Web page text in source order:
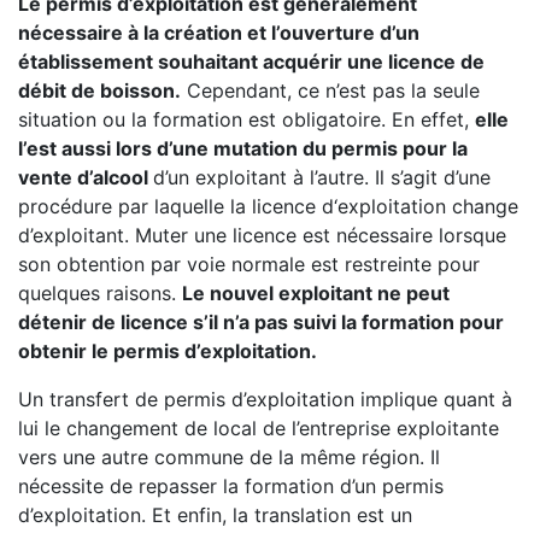
nécessaire à la création et l’ouverture d’un
établissement souhaitant acquérir une licence de
débit de boisson. Cependant, ce n’est pas la seule
situation ou la formation est obligatoire. En effet, elle
l’est aussi lors d’une mutation du permis pour la
vente d’alcool d’un exploitant à l’autre. Il s’agit d’une
procédure par laquelle la licence d‘exploitation change
d’exploitant. Muter une licence est nécessaire lorsque
son obtention par voie normale est restreinte pour
quelques raisons. Le nouvel exploitant ne peut
détenir de licence s’il n’a pas suivi la formation pour
obtenir le permis d’exploitation.
Un transfert de permis d’exploitation implique quant à
lui le changement de local de l’entreprise exploitante
vers une autre commune de la même région. Il
nécessite de repasser la formation d’un permis
d’exploitation. Et enfin, la translation est un